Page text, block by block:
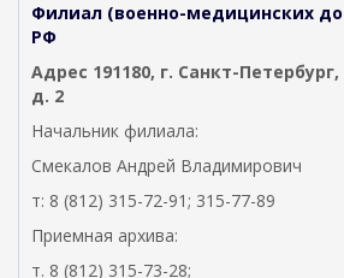
Филиал (военно-медицинских
РФ
Адрес 191180, г. Санкт-
д. 2
Начальник филиала:
Смекалов Андрей Владимирович
т: 8 (812) 315-72-91; 315-77-89
Приемная архива:
т. 8 (812) 315-73-28;